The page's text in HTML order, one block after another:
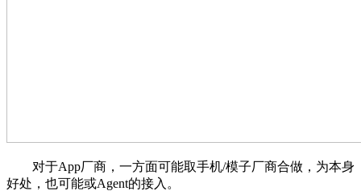
对于App厂商，一方面可能取手机/模子厂商合做，为本身
好处，也可能或Agent的接入。